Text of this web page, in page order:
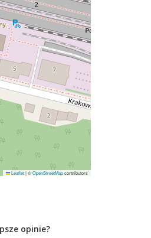
Leaflet|©OpenStreetMapcontributors
opinie?